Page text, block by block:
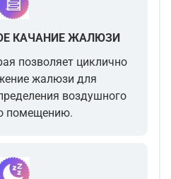
КАЧАНИЕ ЖАЛЮЗИ
позволяет циклично
жалюзи для
воздушного
помещению.